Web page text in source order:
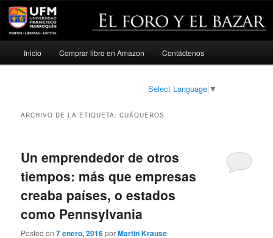
Ir
Ir
Inicio Comprar libro en Amazon Contáctenos
Select Language ▼
ARCHIVO DE LA ETIQUETA:CUÁQUEROS
Un emprendedor de otros
tiempos: más que empresas
creaba países, o estados
como Pennsylvania
Posted on7 enero, 2016porMartin Krause